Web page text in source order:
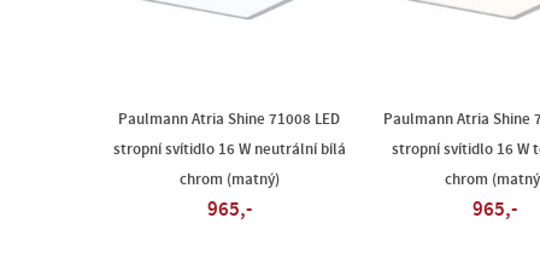
Paulmann Atria Shine 71008 LED
stropní svítidlo 16 W neutrální bílá
chrom (matný)
965,-
Paulmann Atria Shine
stropní svítidlo 16 W
chrom
965,-